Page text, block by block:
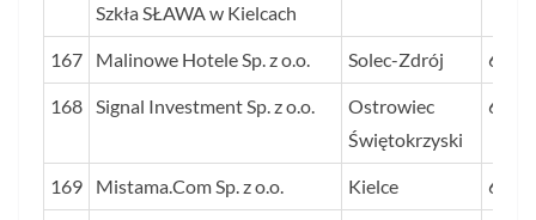
Szkła SŁAWA w Kielcach
167 Malinowe Hotele Sp. z o.o. Solec-Zdrój 67
168 Signal Investment Sp. z o.o.
Ostrowiec
Świętokrzyski
67
169 Mistama.Com Sp. z o.o. Kielce 67